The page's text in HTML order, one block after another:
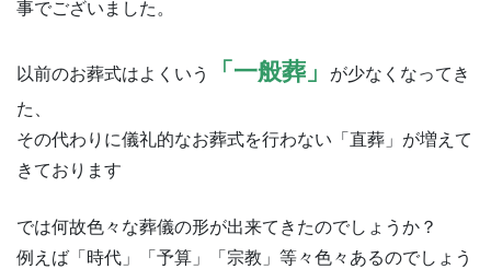
事でございました。
以前のお葬式はよくいう 「一般葬」
が少なくなってき
た、
その代わりに儀礼的なお葬式を行わない「直葬」が増えて
きております
では何故色々な葬儀の形が出来てきたのでしょうか？
例えば「時代」「予算」「宗教」等々色々あるのでしょう